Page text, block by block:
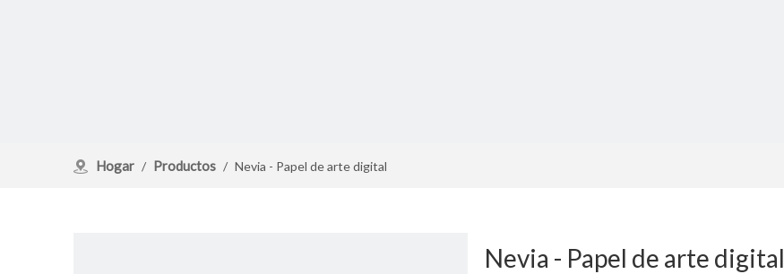
Hogar / Productos / Nevia - Papel de arte digital
Nevia - Papel de arte digital